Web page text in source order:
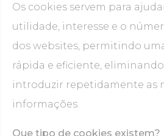
Os cookies servem para
utilidade, interesse e o
dos websites, permitindo
rápida e eficiente,
introduzir repetidamente as
informações.
Que tipo de cookies existem?